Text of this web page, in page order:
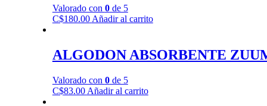
Valorado con 0de 5
C$180.00 Añadir al carrito
ALGODON ABSORBENTE
Valorado con 0de 5
C$83.00 Añadir al carrito